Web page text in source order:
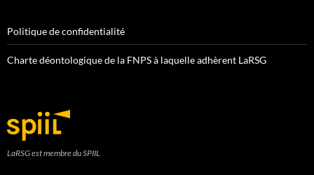
Politique de confidentialité
Charte déontologique de la FNPS à laquelle adhèrent LaRSG
LaRSG est membre du SPIIL